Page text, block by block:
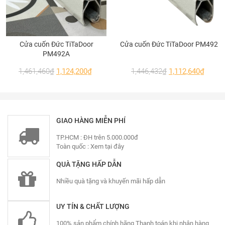
Các bạn quan tâm sản phẩm có thể tham khảo
giá cửa cuốnTitadoor PM481K
ngay dưới đây,
bảng giá vừa được cập nhật trong năm 2023 và
sẽ áp dụng cho đến khi có bảng giá mới. Nếu có
Á Châu Door để được hỗ trợ miễn phí nhé.
Mã Số
PM481K
ĐƠN GIÁ
(đ/m2)
Không Lắp
1,776,400
các mẫu cửa cuốn Titadoor khác tại đây:
https://achaudoor.vn/cua-cuon-duc/titadoor
Cửa cuốn Đức TiTaDoor
PM492A
1,461,460₫ 1,124,200₫
Cửa cuốn Đức TiTaDoor PM492
1,446,432₫ 1,112,640₫
GIAO HÀNG MIỄN PHÍ
TP.HCM : ĐH trên 5.000.000đ
Toàn quốc : Xem tại đây
QUÀ TẶNG HẤP DẪN
Nhiều quà tặng và khuyến mãi hấp dẫn
UY TÍN & CHẤT LƯỢNG
100% sản phẩm chính hãng Thanh toán khi nhận hàng